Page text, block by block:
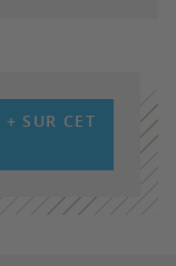
SUR CET